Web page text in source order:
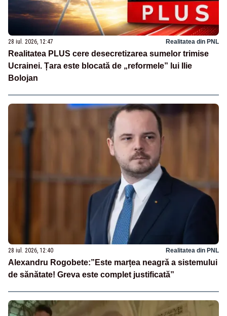
28 iul. 2026, 12:47 Realitatea din PNL
Realitatea PLUS cere desecretizarea sumelor trimise
Ucrainei. Țara este blocată de „reformele” lui Ilie
Bolojan
28 iul. 2026, 12:40 Realitatea din PNL
Alexandru Rogobete:”Este marțea neagră a sistemului
de sănătate! Greva este complet justificată”